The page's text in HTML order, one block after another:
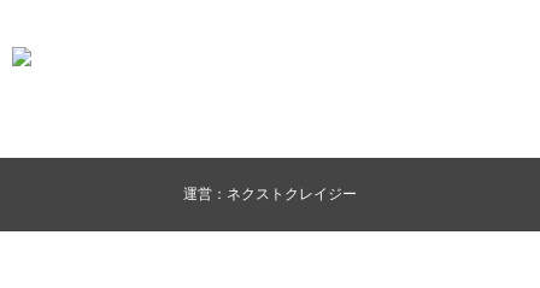
運営：ネクストクレイジー